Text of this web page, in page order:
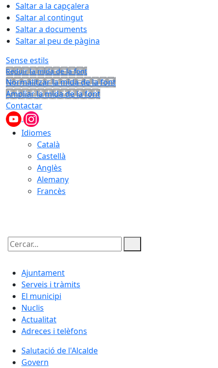
Saltar a la capçalera
Saltar al contingut
Saltar a documents
Saltar al peu de pàgina
Sense estils
Reduir la mida de la font
Normalitzar la mida de la font
Ampliar la mida de la font
Contactar
Idiomes
Català
Castellà
Anglès
Alemany
Francès
Cercar:
Ajuntament
Serveis i tràmits
El municipi
Nuclis
Actualitat
Adreces i telèfons
Salutació de l'Alcalde
Govern